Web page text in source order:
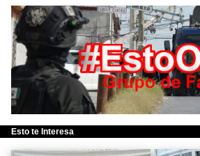
Esto te Interesa